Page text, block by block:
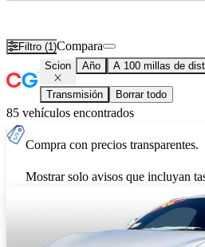
Filtro (1)Compara
Scion Año A 100 millas de
Transmisión Borrar todo
85 vehículos encontrados
Compra con precios transparentes.
Mostrar solo avisos que incluyan